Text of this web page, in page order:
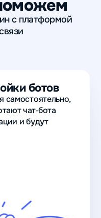
с платформой
ботов
самостоятельно,
чат‑бота
и будут